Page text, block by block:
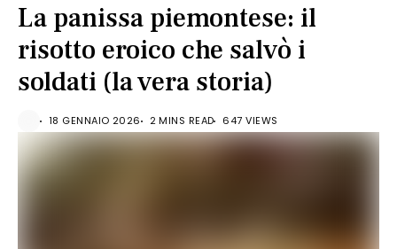
La panissa piemontese: il
risotto eroico che salvò i
soldati (la vera storia)
18 GENNAIO 2026 2 MINS READ 647 VIEWS